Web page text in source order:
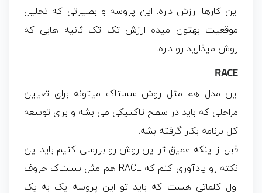
این کارها ارزش داره. این پروسه و بصیرتی که تحلیل
موقعیت بهتون میده ارزش تک تک ثانیه هایی که
روش میذارید رو داره.
RACE
این مدل هم مثل روش سستاک میتونه برای تعیین
مراحلی که باید در سطح تاکتیکی طی بشه و برای توسعه
کل برنامه بکار گرفته بشه.
قبل از اینکه عمیق تر این روش رو بررسی کنیم باید این
نکته رو یادآوری کنم که RACE هم مثل سستاک حروف
اول کلماتی هست که باید تو این پروسه یک به یک